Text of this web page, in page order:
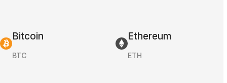
Bitcoin
BTC
Ethereum
ETH